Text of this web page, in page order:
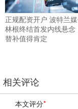
正规配资开户 波特兰
林根终结首发内线悬念
替补值得肯定
相关评论
本文评分*